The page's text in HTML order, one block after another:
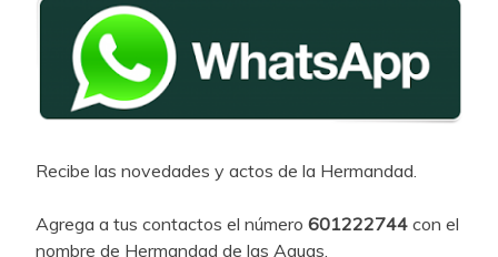
Recibe las novedades y actos de la Hermandad.
Agrega a tus contactos el número 601222744 con el
nombre de Hermandad de las Aguas.